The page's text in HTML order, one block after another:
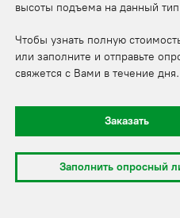
высоты подъема на данный
Чтобы узнать полную
или заполните и отправьте
свяжется с Вами в течение дня.
Заказать
Заполнить опросный